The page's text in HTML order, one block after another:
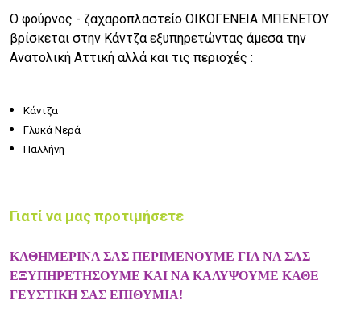
Ο φούρνος - ζαχαροπλαστείο ΟΙΚΟΓΕΝΕΙΑ ΜΠΕΝΕΤΟΥ
βρίσκεται στην Κάντζα εξυπηρετώντας άμεσα την
Ανατολική Αττική αλλά και τις περιοχές :
Κάντζα
Γλυκά Νερά
Παλλήνη
Γιατί να μας προτιμήσετε
ΚΑΘΗΜΕΡΙΝΑ ΣΑΣ ΠΕΡΙΜΕΝΟΥΜΕ ΓΙΑ ΝΑ ΣΑΣ
ΕΞΥΠΗΡΕΤΗΣΟΥΜΕ ΚΑΙ ΝΑ ΚΑΛΥΨΟΥΜΕ ΚΑΘΕ
ΓΕΥΣΤΙΚΗ ΣΑΣ ΕΠΙΘΥΜΙΑ!